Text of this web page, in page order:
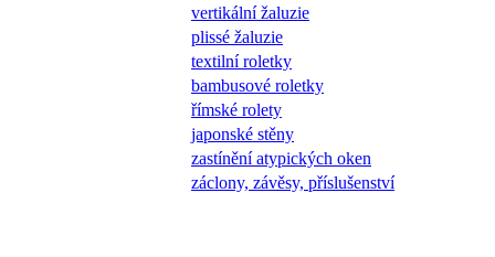
vertikální žaluzie
plissé žaluzie
textilní roletky
bambusové roletky
římské rolety
japonské stěny
zastínění atypických oken
záclony, závěsy, příslušenství